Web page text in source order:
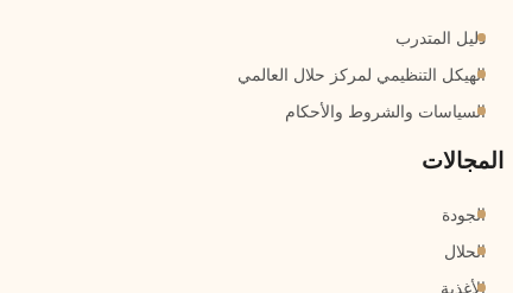
دليل المتدرب
الهيكل التنظيمي لمركز حلال العالمي
السياسات والشروط والأحكام
المجالات
الجودة
الحلال
الأغذية